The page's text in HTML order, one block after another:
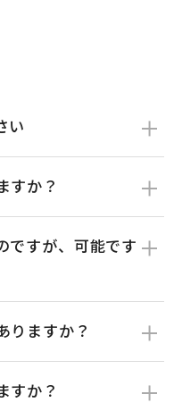
い
すか？
ですが、可能です
りますか？
すか？